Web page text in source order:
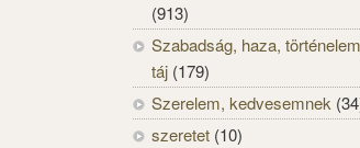
(913)
Szabadság, haza,
táj (179)
Szerelem, kedvesemnek
szeretet (10)